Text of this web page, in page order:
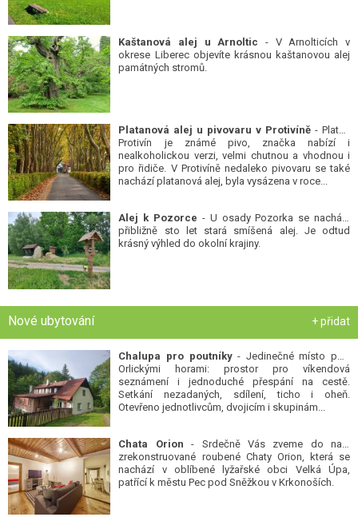
Kaštanová alej u Arnoltic - V Arnolticích v
okrese Liberec objevíte krásnou kaštanovou alej
památných stromů.
Platanová alej u pivovaru v Protivíně - Platan
Protivín je známé pivo, značka nabízí i
nealkoholickou verzi, velmi chutnou a vhodnou i
pro řidiče. V Protivíně nedaleko pivovaru se také
nachází platanová alej, byla vysázena v roce...
Alej k Pozorce - U osady Pozorka se nachází
přibližně sto let stará smíšená alej. Je odtud
krásný výhled do okolní krajiny.
Nové ubytování + přidat
Chalupa pro poutníky- Jedinečné místo pod
Orlickými horami: prostor pro víkendová
seznámení i jednoduché přespání na cestě.
Setkání nezadaných, sdílení, ticho i oheň.
Otevřeno jednotlivcům, dvojicím i skupinám...
Chata Orion - Srdečně Vás zveme do naší
zrekonstruované roubené Chaty Orion, která se
nachází v oblíbené lyžařské obci Velká Úpa,
patřící k městu Pec pod Sněžkou v Krkonoších.